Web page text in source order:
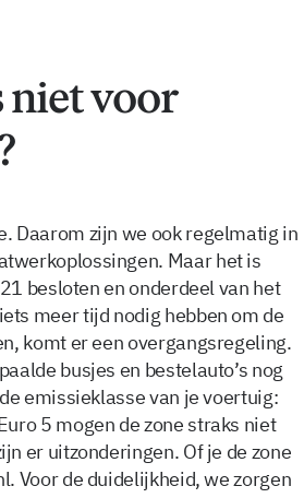
niet voor
Daarom zijn we ook regelmatig in
Maar het is
besloten en onderdeel van het
meer tijd nodig hebben om de
komt er een overgangsregeling.
busjes en bestelauto’s nog
emissieklasse van je voertuig:
5 mogen de zone straks niet
er uitzonderingen. Of je de zone
Voor de duidelijkheid, we zorgen